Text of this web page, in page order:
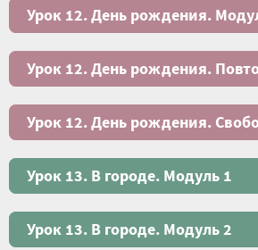
Урок 12. День рождения.
Урок 12. День рождения.
Урок 12. День рождения.
Урок 13. В городе. Модуль 1
Урок 13. В городе. Модуль 2